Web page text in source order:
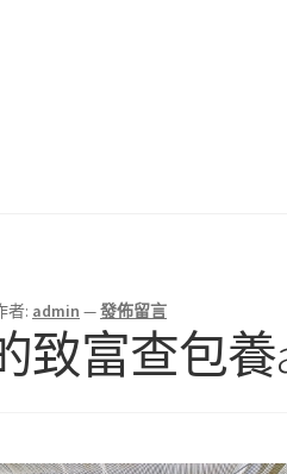
者: admin —發佈留言
致富查包